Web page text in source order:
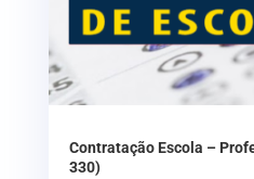
Contratação Escola –
330)